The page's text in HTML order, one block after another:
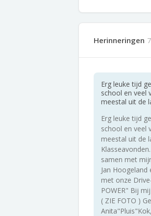
Herinneringen 7
Erg leuke tijd
school en veel
meestal uit de
Erg leuke tijd
school en veel
meestal uit de
samen met
Jan Hoogeland
met onze
POWER" Bij
( ZIE FOTO )